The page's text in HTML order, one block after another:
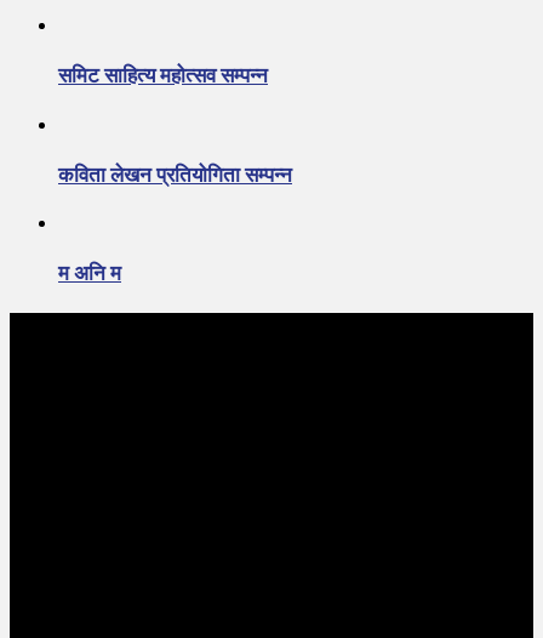
समिट साहित्य महोत्सव सम्पन्न
कविता लेखन प्रतियोगिता सम्पन्न
म अनि म